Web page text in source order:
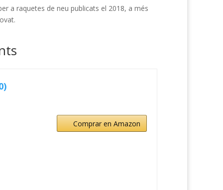
a raquetes de neu publicats el 2018, a més
Comprar en Amazon